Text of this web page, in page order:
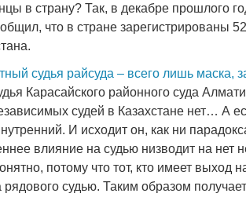
в страну? Так, в декабре прошлого
что в стране зарегистрированы
судья райсуда – всего лишь маска,
Карасайского районного суда
судей в Казахстане нет… А
И исходит он, как ни
влияние на судью низводит на нет
потому что тот, кто имеет выход
судью. Таким образом
Война Миров.
Сороса